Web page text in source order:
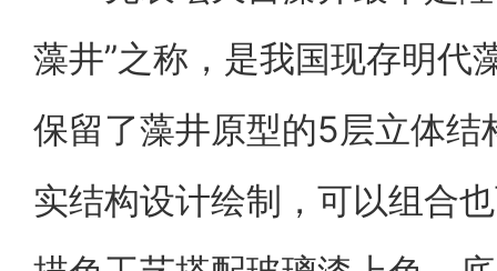
藻井”之称，是我国现存明代
保留了藻井原型的5层立体
实结构设计绘制，可以组合